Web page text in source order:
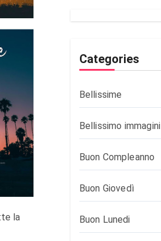
Categories
Bellissime
Bellissimo immagini
Buon Compleanno
Buon Giovedì
Buon Lunedi